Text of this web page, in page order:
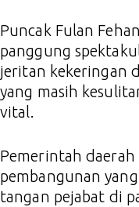
Puncak Fulan
panggung
jeritan kekeringan
yang masih
vital.
Pemerintah
pembangunan
tangan pejabat di